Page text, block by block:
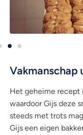
Vakmanschap
Het geheime recept
waardoor Gijs deze
steeds met trots
Gijs een eigen